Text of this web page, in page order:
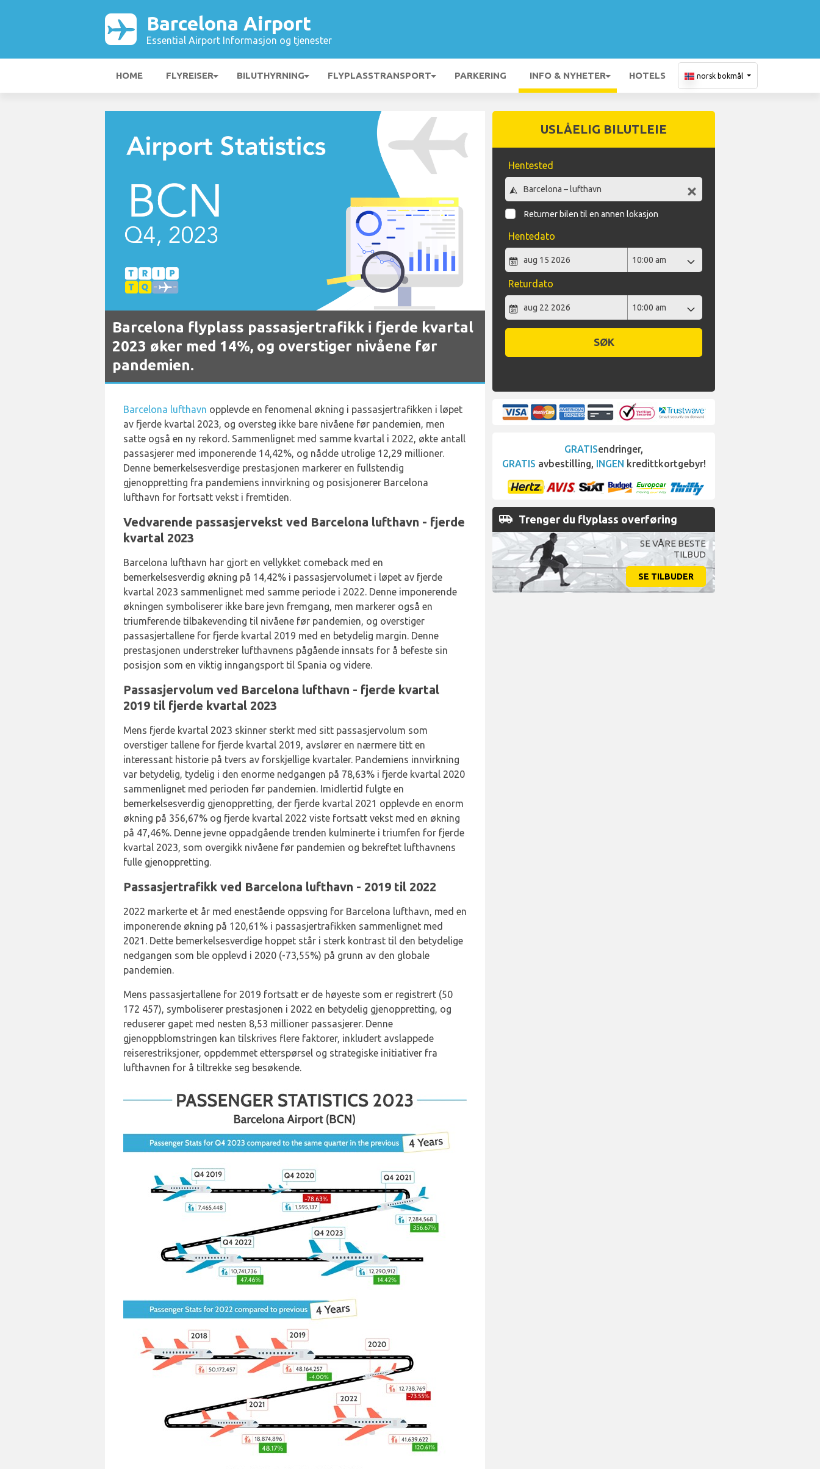
Barcelona Airport
Essential Airport Informasjon og tjenester
HOME FLYREISER BILUTHYRNING FLYPLASSTRANSPORT PARKERING INFO & NYHETER HOTELS norsk bokmål
Barcelona flyplass passasjertrafikk i fjerde kvartal
2023 øker med 14%, og overstiger nivåene før
pandemien.
Barcelona lufthavn opplevde en fenomenal økning i passasjertrafikken i løpet
av fjerde kvartal 2023, og oversteg ikke bare nivåene før pandemien, men
satte også en ny rekord. Sammenlignet med samme kvartal i 2022, økte antall
passasjerer med imponerende 14,42%, og nådde utrolige 12,29 millioner.
Denne bemerkelsesverdige prestasjonen markerer en fullstendig
gjenoppretting fra pandemiens innvirkning og posisjonerer Barcelona
lufthavn for fortsatt vekst i fremtiden.
Vedvarende passasjervekst ved Barcelona lufthavn - fjerde
kvartal 2023
Barcelona lufthavn har gjort en vellykket comeback med en
bemerkelsesverdig økning på 14,42% i passasjervolumet i løpet av fjerde
kvartal 2023 sammenlignet med samme periode i 2022. Denne imponerende
økningen symboliserer ikke bare jevn fremgang, men markerer også en
triumferende tilbakevending til nivåene før pandemien, og overstiger
passasjertallene for fjerde kvartal 2019 med en betydelig margin. Denne
prestasjonen understreker lufthavnens pågående innsats for å befeste sin
posisjon som en viktig inngangsport til Spania og videre.
Passasjervolum ved Barcelona lufthavn - fjerde kvartal
2019 til fjerde kvartal 2023
Mens fjerde kvartal 2023 skinner sterkt med sitt passasjervolum som
overstiger tallene for fjerde kvartal 2019, avslører en nærmere titt en
interessant historie på tvers av forskjellige kvartaler. Pandemiens innvirkning
var betydelig, tydelig i den enorme nedgangen på 78,63% i fjerde kvartal 2020
sammenlignet med perioden før pandemien. Imidlertid fulgte en
bemerkelsesverdig gjenoppretting, der fjerde kvartal 2021 opplevde en enorm
økning på 356,67% og fjerde kvartal 2022 viste fortsatt vekst med en økning
på 47,46%. Denne jevne oppadgående trenden kulminerte i triumfen for fjerde
kvartal 2023, som overgikk nivåene før pandemien og bekreftet lufthavnens
fulle gjenoppretting.
Passasjertrafikk ved Barcelona lufthavn - 2019 til 2022
2022 markerte et år med enestående oppsving for Barcelona lufthavn, med en
imponerende økning på 120,61% i passasjertrafikken sammenlignet med
2021. Dette bemerkelsesverdige hoppet står i sterk kontrast til den betydelige
nedgangen som ble opplevd i 2020 (-73,55%) på grunn av den globale
pandemien.
Mens passasjertallene for 2019 fortsatt er de høyeste som er registrert (50
172 457), symboliserer prestasjonen i 2022 en betydelig gjenoppretting, og
reduserer gapet med nesten 8,53 millioner passasjerer. Denne
gjenoppblomstringen kan tilskrives flere faktorer, inkludert avslappede
reiserestriksjoner, oppdemmet etterspørsel og strategiske initiativer fra
lufthavnen for å tiltrekke seg besøkende.
USLÅELIG BILUTLEIE
Hentested
Returner bilen til en annen lokasjon
Hentedato
Returdato
SØK
GRATISendringer,
GRATIS avbestilling, INGEN kredittkortgebyr!
airport_shuttle Trenger du flyplass overføring
SE VÅRE BESTE
TILBUD
SE TILBUDER